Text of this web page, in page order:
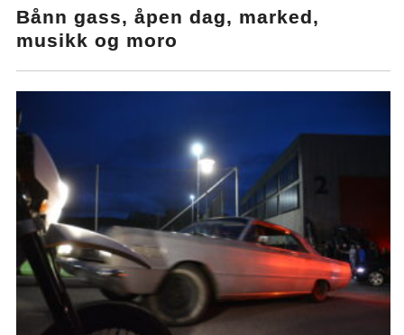
Bånn gass, åpen dag, marked,
musikk og moro